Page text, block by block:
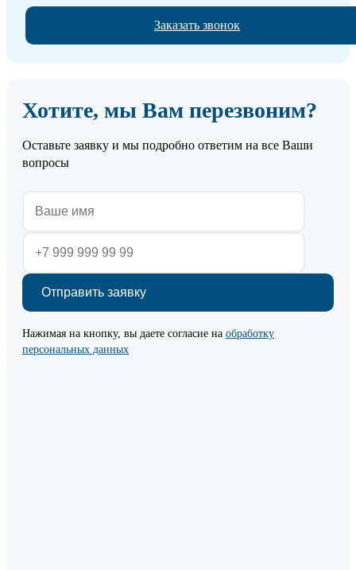
Заказать звонок
Хотите, мы Вам перезвоним?
Оставьте заявку и мы подробно ответим на все Ваши
вопросы
Нажимая на кнопку, вы даете согласие на обработку
персональных данных